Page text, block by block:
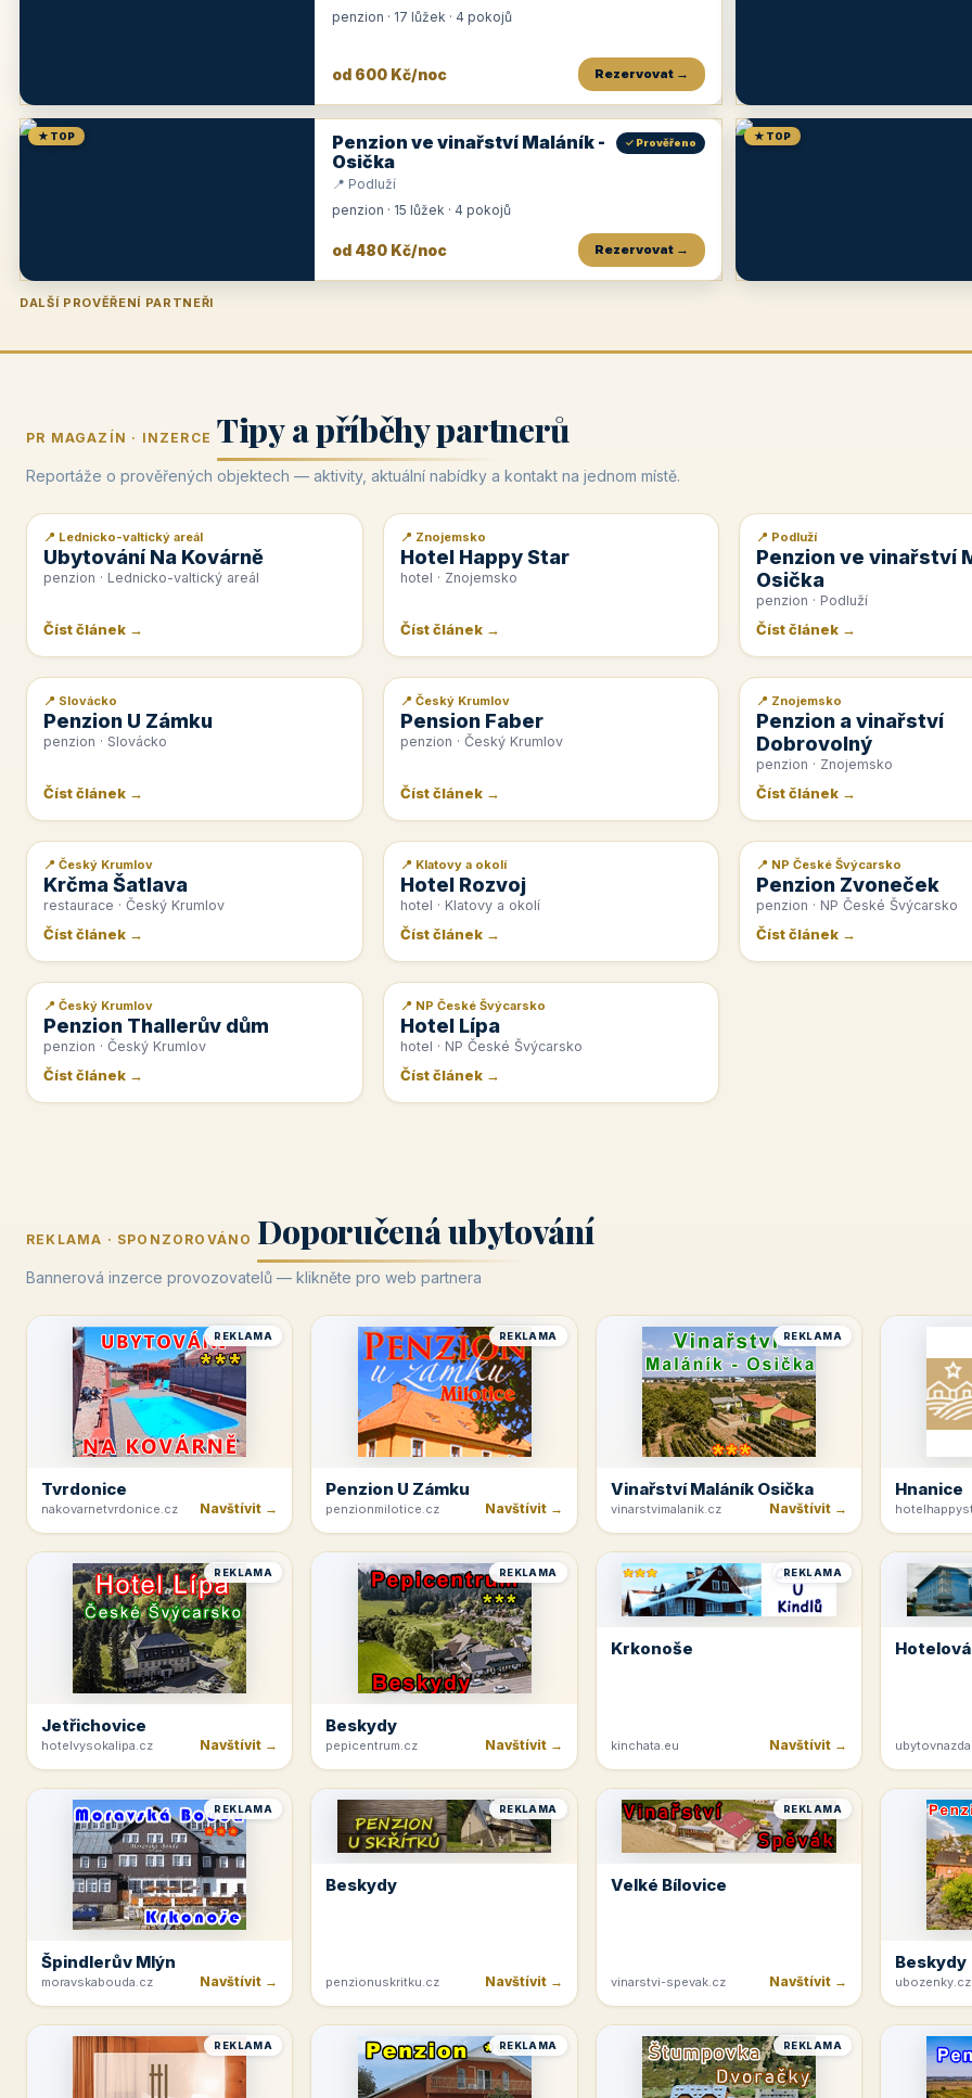
penzion · 17 lůžek · 4 pokojů
od 600 Kč/noc Rezervovat →
★ TOP
Penzion ve vinařství Maláník -
Osička
✓ Prověřeno
📍 Podluží
penzion · 15 lůžek · 4 pokojů
od 480 Kč/noc Rezervovat →
★ TOP
DALŠÍ PROVĚŘENÍ PARTNEŘI
Penzion U Zámku Pension Faber
PR MAGAZÍN · INZERCE Tipy a příběhy partnerů
Reportáže o prověřených objektech — aktivity, aktuální nabídky a kontakt na jednom místě.
📰 PR článek
📍 Lednicko-valtický areál
Ubytování Na Kovárně
penzion · Lednicko-valtický areál
Číst článek →
📰 PR článek
📍 Znojemsko
Hotel Happy Star
hotel · Znojemsko
Číst článek →
📰 PR článek
📍 Podluží
Penzion ve vinařství
Osička
penzion · Podluží
Číst článek →
📰 PR článek
📍 Slovácko
Penzion U Zámku
penzion · Slovácko
Číst článek →
📰 PR článek
📍 Český Krumlov
Pension Faber
penzion · Český Krumlov
Číst článek →
📰 PR článek
📍 Znojemsko
Penzion a vinařství
Dobrovolný
penzion · Znojemsko
Číst článek →
📰 PR článek
📍 Český Krumlov
Krčma Šatlava
restaurace · Český Krumlov
Číst článek →
📰 PR článek
📍 Klatovy a okolí
Hotel Rozvoj
hotel · Klatovy a okolí
Číst článek →
📰 PR článek
📍 NP České Švýcarsko
Penzion Zvoneček
penzion · NP České Švýcarsko
Číst článek →
📰 PR článek
📍 Český Krumlov
Penzion Thallerův dům
penzion · Český Krumlov
Číst článek →
📰 PR článek
📍 NP České Švýcarsko
Hotel Lípa
hotel · NP České Švýcarsko
Číst článek →
REKLAMA · SPONZOROVÁNO Doporučená ubytování
Bannerová inzerce provozovatelů — klikněte pro web partnera
REKLAMA
Tvrdonice
nakovarnetvrdonice.cz Navštívit →
REKLAMA
Penzion U Zámku
penzionmilotice.cz Navštívit →
REKLAMA
Vinařství Maláník Osička
vinarstvimalanik.cz Navštívit →
Hnanice
REKLAMA
Jetřichovice
hotelvysokalipa.cz Navštívit →
REKLAMA
Beskydy
pepicentrum.cz Navštívit →
REKLAMA
Krkonoše
kinchata.eu Navštívit →
REKLAMA
Špindlerův Mlýn
moravskabouda.cz Navštívit →
REKLAMA
Beskydy
penzionuskritku.cz Navštívit →
REKLAMA
Velké Bílovice
vinarstvi-spevak.cz Navštívit →
Beskydy
ubozenky.cz
REKLAMA REKLAMA REKLAMA